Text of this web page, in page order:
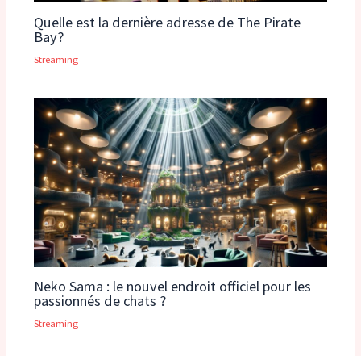
Quelle est la dernière adresse de The Pirate
Bay?
Streaming
Neko Sama : le nouvel endroit officiel pour les
passionnés de chats ?
Streaming